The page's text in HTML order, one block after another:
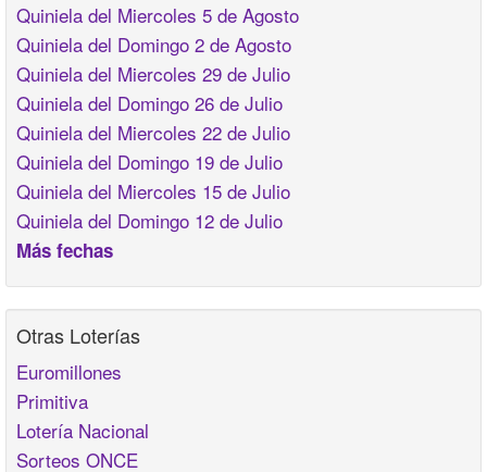
Quiniela del Miercoles 5 de Agosto
Quiniela del Domingo 2 de Agosto
Quiniela del Miercoles 29 de Julio
Quiniela del Domingo 26 de Julio
Quiniela del Miercoles 22 de Julio
Quiniela del Domingo 19 de Julio
Quiniela del Miercoles 15 de Julio
Quiniela del Domingo 12 de Julio
Más fechas
Otras Loterías
Euromillones
Primitiva
Lotería Nacional
Sorteos ONCE